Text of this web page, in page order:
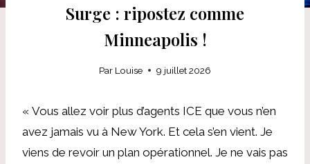
Surge : ripostez comme
Minneapolis !
Par Louise 9 juillet 2026
« Vous allez voir plus d’agents ICE que vous n’en
avez jamais vu à New York. Et cela s’en vient. Je
viens de revoir un plan opérationnel. Je ne vais pas